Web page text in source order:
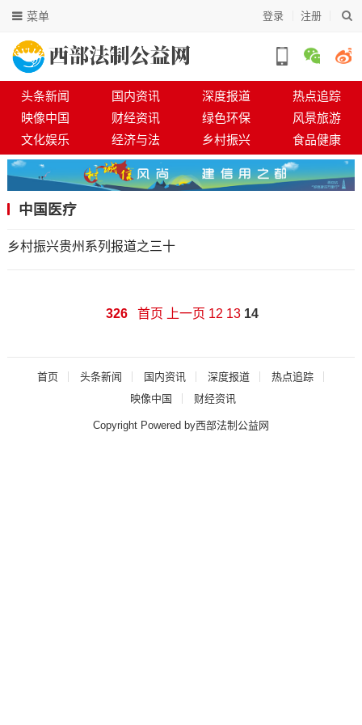
登录 注册
菜单
头条新闻 国内资讯 深度报道
热点追踪
映像中国
财经资讯 绿色环保
风景旅游
文化娱乐
经济与法 乡村振兴 食品健康
中国医疗
乡村振兴贵州系列报道之三十
326 首页 上一页 12 13 14
首页 头条新闻 国内资讯 深度报道
热点追踪
映像中国
财经资讯
Copyright Powered by西部法制公益网